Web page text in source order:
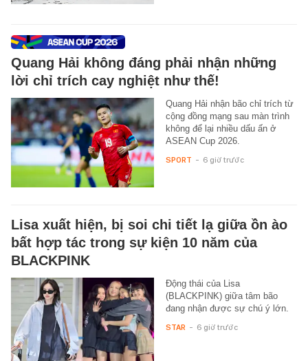
Quang Hải không đáng phải nhận những
lời chỉ trích cay nghiệt như thế!
Quang Hải nhận bão chỉ trích từ
cộng đồng mạng sau màn trình
không để lại nhiều dấu ấn ở
ASEAN Cup 2026.
SPORT - 6 giờ trước
Lisa xuất hiện, bị soi chi tiết lạ giữa ồn ào
bất hợp tác trong sự kiện 10 năm của
BLACKPINK
Động thái của Lisa
(BLACKPINK) giữa tâm bão
đang nhận được sự chú ý lớn.
STAR - 6 giờ trước